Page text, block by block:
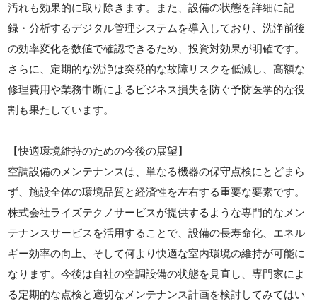
汚れも効果的に取り除きます。また、設備の状態を詳細に記
録・分析するデジタル管理システムを導入しており、洗浄前後
の効率変化を数値で確認できるため、投資対効果が明確です。
さらに、定期的な洗浄は突発的な故障リスクを低減し、高額な
修理費用や業務中断によるビジネス損失を防ぐ予防医学的な役
割も果たしています。
【快適環境維持のための今後の展望】
空調設備のメンテナンスは、単なる機器の保守点検にとどまら
ず、施設全体の環境品質と経済性を左右する重要な要素です。
株式会社ライズテクノサービスが提供するような専門的なメン
テナンスサービスを活用することで、設備の長寿命化、エネル
ギー効率の向上、そして何より快適な室内環境の維持が可能に
なります。今後は自社の空調設備の状態を見直し、専門家によ
る定期的な点検と適切なメンテナンス計画を検討してみてはい